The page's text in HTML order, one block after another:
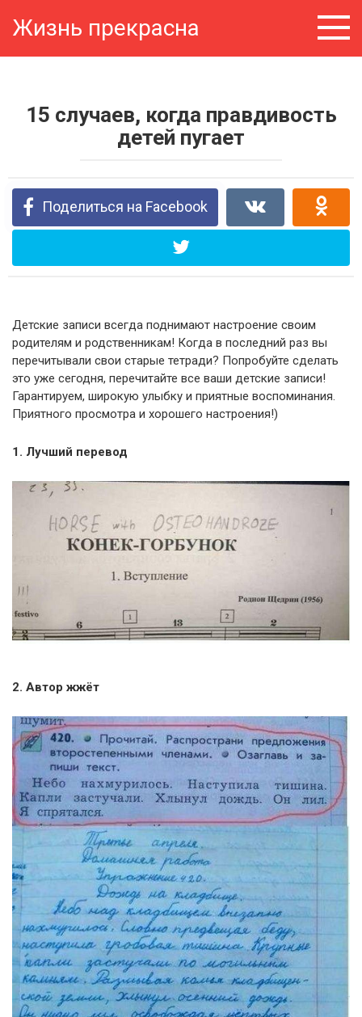
Жизнь прекрасна
15 случаев, когда правдивость
детей пугает
Поделиться на Facebook
Детские записи всегда поднимают настроение своим
родителям и родственникам! Когда в последний раз вы
перечитывали свои старые тетради? Попробуйте сделать
это уже сегодня, перечитайте все ваши детские записи!
Гарантируем, широкую улыбку и приятные воспоминания.
Приятного просмотра и хорошего настроения!)
1. Лучший перевод
2. Автор жжёт